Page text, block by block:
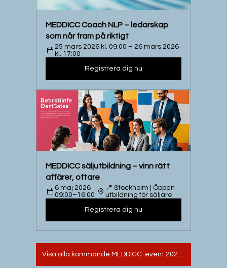
MEDDICC Coach NLP – ledarskap
som når fram på riktigt
25 mars 2026 kl. 09:00 – 26 mars 2026
kl. 17:00
Registrera dig nu
MEDDICC säljutbildning – vinn rätt
affärer, oftare
6 maj 2026
09:00–16:00
📍 Stockholm | Öppen
utbildning för säljare
Registrera dig nu